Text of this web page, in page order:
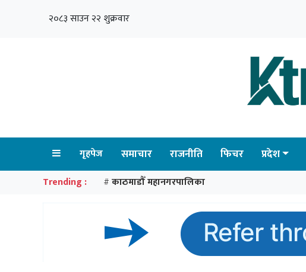
२०८३ साउन २२ शुक्रवार
गृहपेज समाचार राजनीति फिचर प्रदेश
Trending : # काठमाडौँ महानगरपालिका